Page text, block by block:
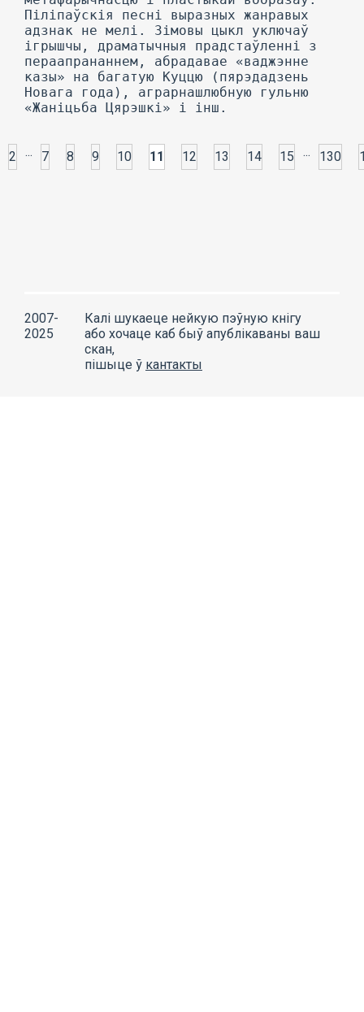
2 ... 7 8 9 10 11 12 13 14 15 ... 130
2007-
2025
Калі шукаеце нейкую пэўную кнігу
або хочаце каб быў апублікаваны ваш
скан,
пішыце ў кантакты